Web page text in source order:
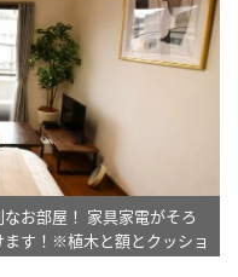
お部屋！ 家具家電がそろ
す！※植木と額とクッショ